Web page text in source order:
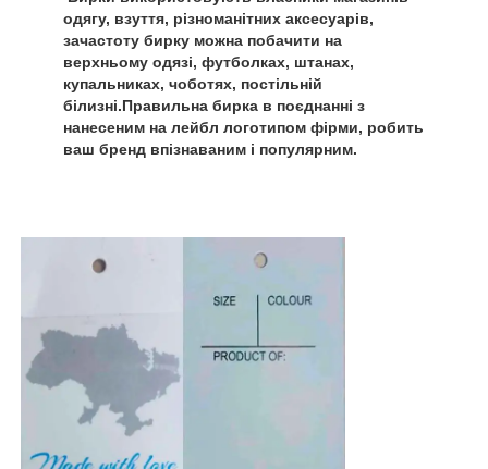
одягу, взуття, різноманітних аксесуарів,
зачастоту бирку можна побачити на
верхньому одязі, футболках, штанах,
купальниках, чоботях, постільній
білизні.Правильна бирка в поєднанні з
нанесеним на лейбл логотипом фірми, робить
ваш бренд впізнаваним і популярним.